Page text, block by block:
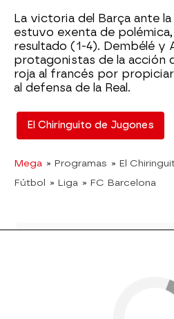
La victoria del Barça ante la
estuvo exenta de
resultado (1-4). Dembélé y
protagonistas de la acción
roja al francés por
al defensa de la Real.
El Chiringuito de Jugones
Mega » Programas » El
Fútbol » Liga » FC Barcelona